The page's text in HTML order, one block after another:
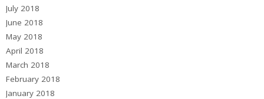
July 2018
June 2018
May 2018
April 2018
March 2018
February 2018
January 2018